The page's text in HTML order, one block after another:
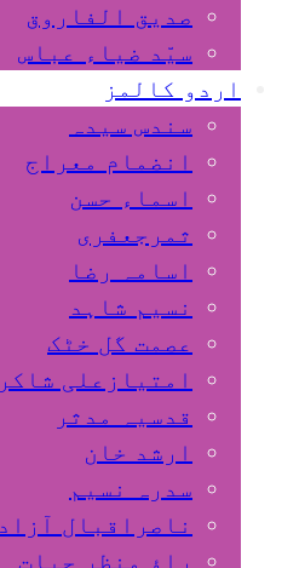
صدیق الفاروق
سیّد ضیاء عباس
اردو کالمز
سندس سیدہ
انضمام معراج
اسماء حسن
ثمرجعفری
اسامہ رضا
نسیم شاہد
عصمت گل خٹک
امتیازعلی شاکر
قدسیہ مدثر
ارشد خان
سدرہ نسیم
ناصراقبال آزاد
راؤ منظر حیات